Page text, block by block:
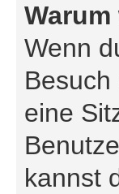
Wenn
eine
kannst